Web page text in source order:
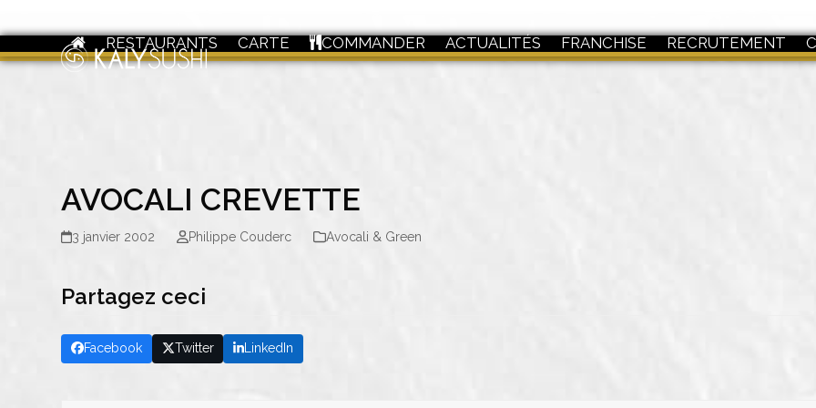
to
RESTAURANTS CARTE COMMANDER ACTUALITÉS FRANCHISE RECRUTEMENT
AVOCALI CREVETTE
3 janvier 2002 Philippe Couderc Avocali & Green
Partagez ceci
Facebook Twitter LinkedIn